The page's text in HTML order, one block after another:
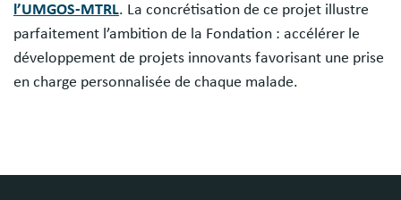
l’UMGOS-MTRL. La concrétisation de ce projet illustre
parfaitement l’ambition de la Fondation : accélérer le
développement de projets innovants favorisant une prise
en charge personnalisée de chaque malade.